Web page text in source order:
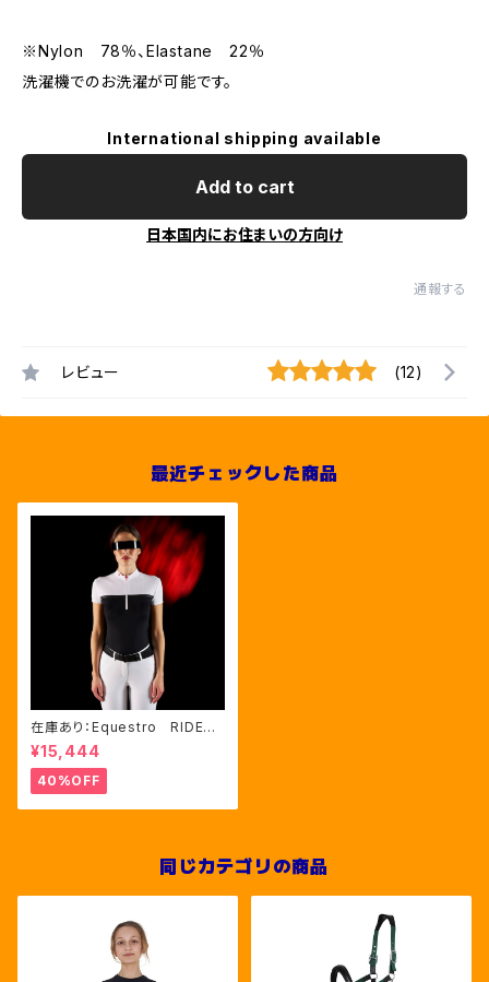
※Nylon 78％、Elastane 22％
洗濯機でのお洗濯が可能です。
International shipping available
Add to cart
日本国内にお住まいの方向け
通報する
レビュー (12)
最近チェックした商品
在庫あり：Equestro RIDERT
ECH Women's メッシュコ
ンビ競技用シャツS、M、Lサイズ
（ETW00172）
¥15,444
40%OFF
同じカテゴリの商品